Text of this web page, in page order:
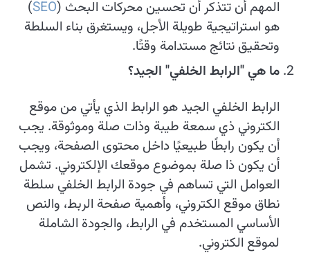
المهم أن تتذكر أن تحسين محركات البحث (SEO
)
هو استراتيجية طويلة الأجل، ويستغرق بناء السلطة
وتحقيق نتائج مستدامة وقتًا.
ما هي "الرابط الخلفي" الجيد؟
الرابط الخلفي الجيد هو الرابط الذي يأتي من موقع
الكتروني ذي سمعة طيبة وذات صلة وموثوقة. يجب
أن يكون رابطًا طبيعيًا داخل محتوى الصفحة، ويجب
أن يكون ذا صلة بموضوع موقعك الإلكتروني. تشمل
العوامل التي تساهم في جودة الرابط الخلفي سلطة
نطاق موقع الكتروني، وأهمية صفحة الربط، والنص
الأساسي المستخدم في الرابط، والجودة الشاملة
لموقع الكتروني.